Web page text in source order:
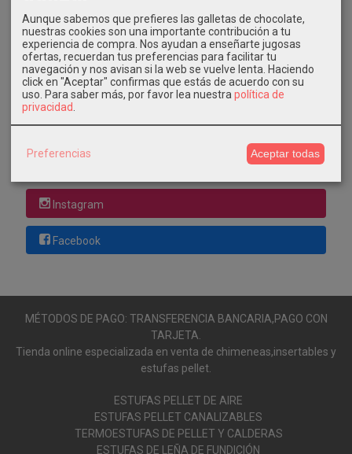
Consultar Destinos
Tu Carrito (0)
El carrito de la compra está vacío
Instagram
Facebook
MÉTODOS DE PAGO: TRANSFERENCIA BANCARIA,PAGO CON
TARJETA.
Tienda online especializada en venta de chimeneas,insertables y
estufas pellet.
ESTUFAS PELLET DE AIRE
ESTUFAS PELLET CANALIZABLES
TERMOESTUFAS DE PELLET Y CALDERAS
ESTUFAS DE LEÑA DE FUNDICIÓN
Aunque sabemos que prefieres las galletas de chocolate,
nuestras cookies son una importante contribución a tu
experiencia de compra. Nos ayudan a enseñarte jugosas
ofertas, recuerdan tus preferencias para facilitar tu
navegación y nos avisan si la web se vuelve lenta. Haciendo
click en "Aceptar" confirmas que estás de acuerdo con su
uso. Para saber más, por favor lea nuestra política de
privacidad
Preferencias Aceptar todas